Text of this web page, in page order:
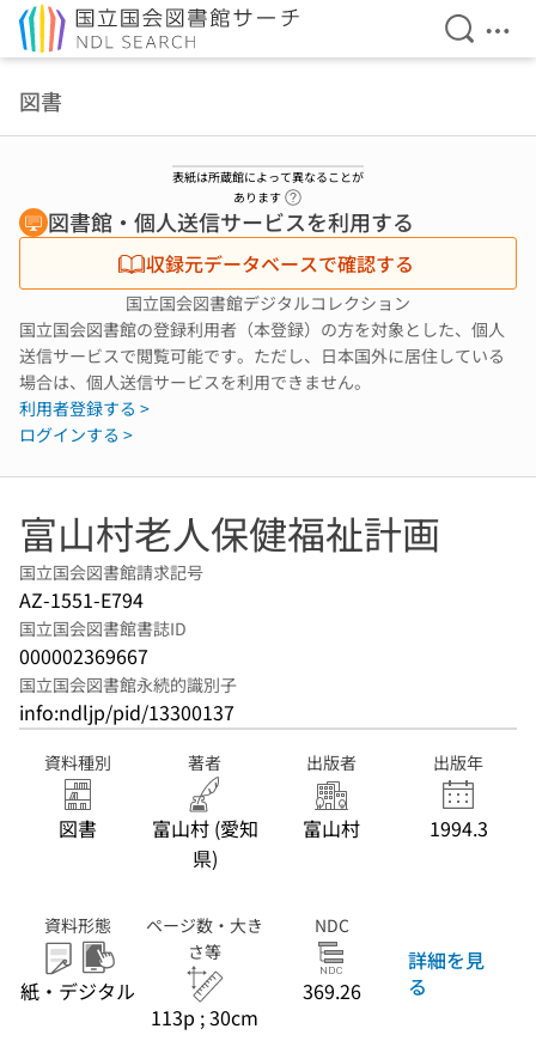
検索を
メ
図書
表紙は所蔵館によって異なることが
あります
図書館・個人送信サービスを利用する
収録元データベースで確認する
国立国会図書館デジタルコレクション
国立国会図書館の登録利用者（本登録）の方を対象とした、個人
送信サービスで閲覧可能です。ただし、日本国外に居住している
場合は、個人送信サービスを利用できません。
利用者登録する >
ログインする >
富山村老人保健福祉計画
国立国会図書館請求記号
AZ-1551-E794
国立国会図書館書誌ID
000002369667
国立国会図書館永続的識別子
info:ndljp/pid/13300137
資料種別
図書
著者
富山村 (愛知
県)
出版者
富山村
出版年
1994.3
資料形態
紙・デジタル
ページ数・大き
さ等
113p ; 30cm
NDC
369.26
詳細を見
る